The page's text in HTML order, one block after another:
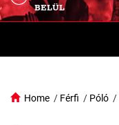
BELÜL
Home / Férfi / Póló /